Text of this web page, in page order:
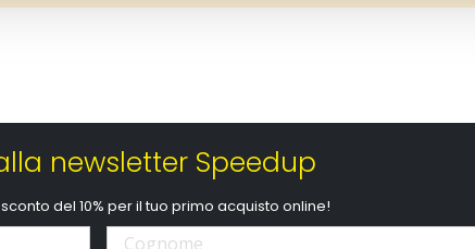
newsletter Speedup
del 10% per il tuo primo acquisto online!